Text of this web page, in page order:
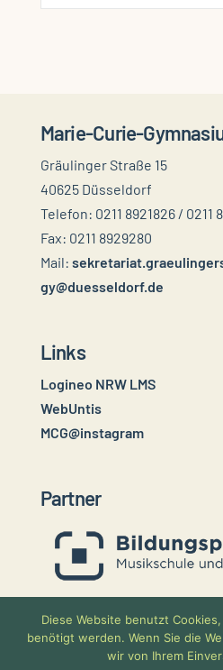
Marie-Curie-
Gräulinger Straße 15
40625 Düsseldorf
Telefon: 0211 8921826 / 0211
Fax: 0211 8929280
Mail:
gy@duesseldorf.de
Links
Logineo NRW LMS
WebUntis
MCG@instagram
Partner
Diese Website benutzt
benötigt werden. Wenn Sie die
wir von Ihrem